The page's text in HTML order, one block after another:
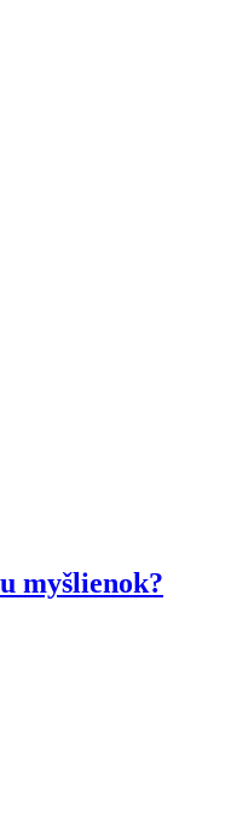
myšlienok?